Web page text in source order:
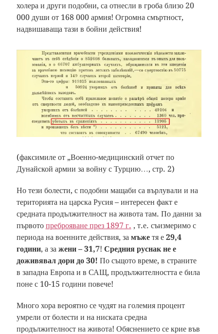
холера и други подобни, са отнесли в гроба близо 20
000 души от 168 000 армия! Огромна смъртност,
надвишаваща тази в бойни действия!
(факсимиле от „Военно-медицинский отчет по
Дунайской армии за войну с Турцию…, стр. 2)
Но тези болести, с подобни мащаби са върлували и на
територията на царска Русия – интересен факт е
средната продължителност на живота там. По данни за
първото преброяване през 1897 г. , т.е. съизмеримо с
периода на военните действия, за мъжетя е 29,4
години, а за жени – 31,7! Средния руснак не е
доживявал дори до 30! По същото време, в страните
в западна Европа и в САЩ, продължителността е била
поне с 10-15 години повече!
Много хора вероятно се чудят на големия процент
умрели от болести и на ниската средна
продължителност на живота! Обяснението се крие във